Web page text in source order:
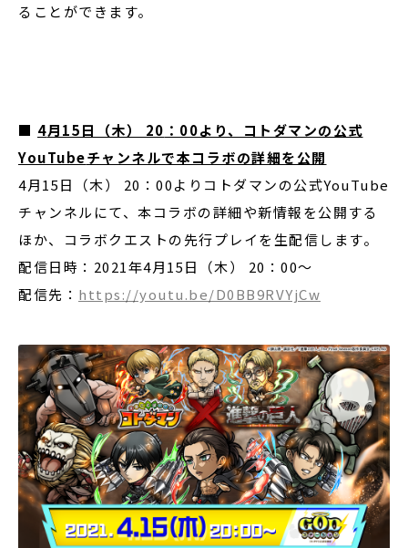
ることができます。
■ 4月15日（木） 20 ： 00より、コトダマンの公式
YouTubeチャンネルで本コラボの詳細を公開
4月15日（木） 20：00よりコトダマンの公式YouTube
チャンネルにて、本コラボの詳細や新情報を公開する
ほか、コラボクエストの先行プレイを生配信します。
配信日時：2021年4月15日（木） 20：00～
配信先： https://youtu.be/D0BB9RVYjCw